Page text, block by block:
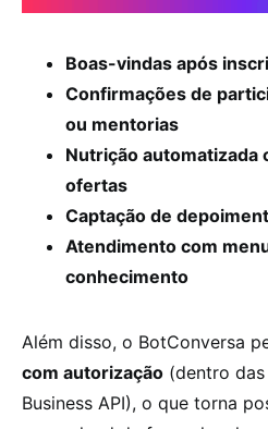
Boas-vindas após
Confirmações de
ou mentorias
Nutrição automatizada
ofertas
Captação de
Atendimento com
conhecimento
Além disso, o BotConversa
com autorização (dentro
Business API), o que torna